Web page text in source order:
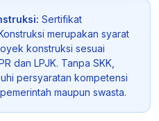
Sertifikat
merupakan syarat
konstruksi sesuai
dan LPJK. Tanpa SKK,
persyaratan kompetensi
maupun swasta.